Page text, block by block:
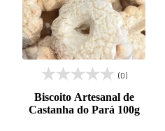
(0)
Biscoito Artesanal de
Castanha do Pará 100g